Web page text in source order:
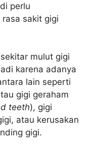
perlu
sakit gigi
mulut gigi
karena adanya
lain seperti
gigi geraham
teeth), gigi
atau kerusakan
gigi.